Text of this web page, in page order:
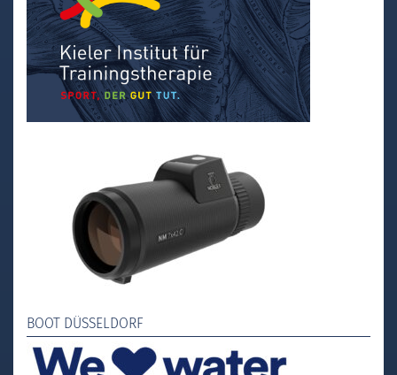
BOOT DÜSSELDORF